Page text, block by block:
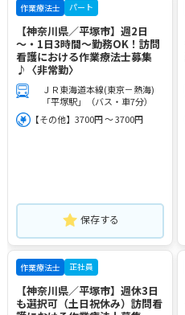
作業療法士 パート
【神奈川県／平塚市】週2日
～・1日3時間～勤務OK！訪問
看護における作業療法士募集
♪〈非常勤〉
ＪＲ東海道本線(東京－熱海)
「平塚駅」（バス・車7分）
【その他】3700円 ～ 3700円
保存する
作業療法士 正社員
【神奈川県／平塚市】週休3日
も選択可（土日祝休み）訪問看